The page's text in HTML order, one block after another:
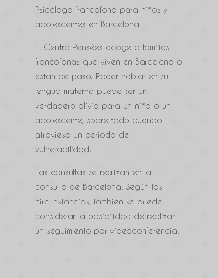
Psicólogo francófono para niños y
adolescentes en Barcelona
El Centro Pensées acoge a familias
francófonas que viven en Barcelona o
están de paso. Poder hablar en su
lengua materna puede ser un
verdadero alivio para un niño o un
adolescente, sobre todo cuando
atraviesa un periodo de
vulnerabilidad.
Las consultas se realizan en la
consulta de Barcelona. Según las
circunstancias, también se puede
considerar la posibilidad de realizar
un seguimiento por videoconferencia.